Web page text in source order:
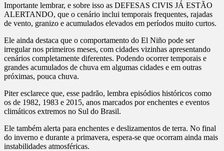
Importante lembrar, e sobre isso as DEFESAS CIVIS JÁ ESTÃO
ALERTANDO, que o cenário inclui temporais frequentes, rajadas
de vento, granizo e acumulados elevados em períodos muito curtos.
Ele ainda destaca que o comportamento do El Niño pode ser
irregular nos primeiros meses, com cidades vizinhas apresentando
cenários completamente diferentes. Podendo ocorrer temporais e
grandes acumulados de chuva em algumas cidades e em outras
próximas, pouca chuva.
Piter esclarece que, esse padrão, lembra episódios históricos como
os de 1982, 1983 e 2015, anos marcados por enchentes e eventos
climáticos extremos no Sul do Brasil.
Ele também alerta para enchentes e deslizamentos de terra. No final
do inverno e durante a primavera, espera-se que ocorram ainda mais
instabilidades atmosféricas.